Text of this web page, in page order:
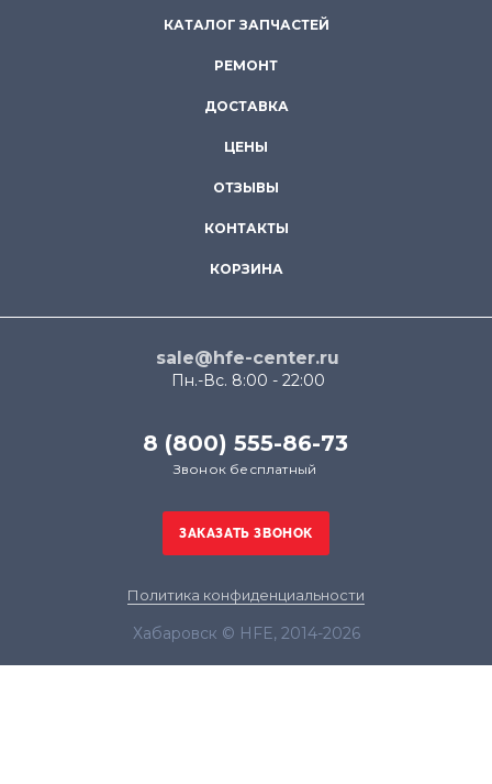
КАТАЛОГ ЗАПЧАСТЕЙ
РЕМОНТ
ДОСТАВКА
ЦЕНЫ
ОТЗЫВЫ
КОНТАКТЫ
КОРЗИНА
sale@hfe-center.ru
Пн.-Вс. 8:00 - 22:00
8 (800) 555-86-73
Звонок бесплатный
Политика конфиденциальности
Хабаровск © HFE, 2014-2026